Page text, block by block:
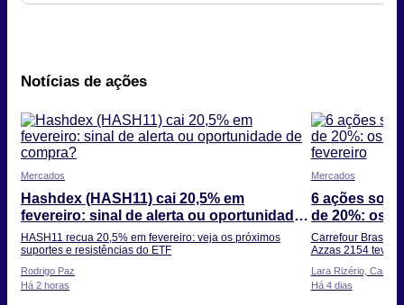
Notícias de ações
Mercados
Hashdex (HASH11) cai 20,5% em
fevereiro: sinal de alerta ou oportunidade
de compra?
HASH11 recua 20,5% em fevereiro: veja os próximos
suportes e resistências do ETF
Rodrigo Paz
Há 2 horas
Mercados
6 ações
de 20%: os
fevereiro
Carrefour Brasil
Azzas 2154 teve
Lara Rizério,
Há 4 dias